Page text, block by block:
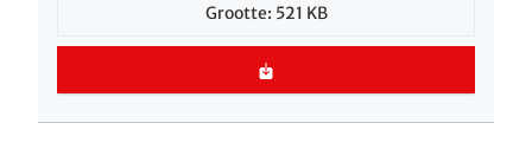
Grootte: 521 KB